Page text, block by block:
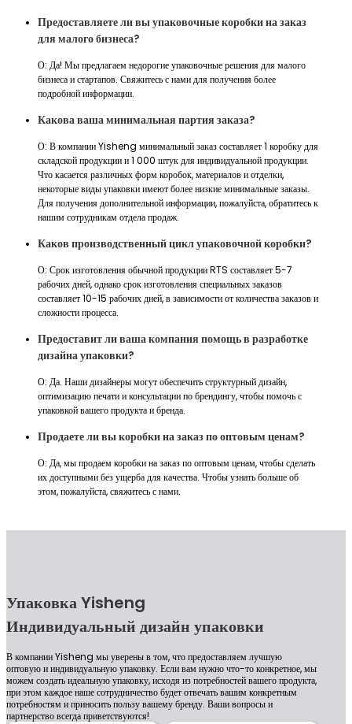
Предоставляете ли вы упаковочные коробки на заказ
для малого бизнеса?
О: Да! Мы предлагаем недорогие упаковочные решения для малого
бизнеса и стартапов. Свяжитесь с нами для получения более
подробной информации.
Какова ваша минимальная партия заказа?
О: В компании Yisheng минимальный заказ составляет 1 коробку для
складской продукции и 1 000 штук для индивидуальной продукции.
Что касается различных форм коробок, материалов и отделки,
некоторые виды упаковки имеют более низкие минимальные заказы.
Для получения дополнительной информации, пожалуйста, обратитесь к
нашим сотрудникам отдела продаж.
Каков производственный цикл упаковочной коробки?
О: Срок изготовления обычной продукции RTS составляет 5-7
рабочих дней, однако срок изготовления специальных заказов
составляет 10-15 рабочих дней, в зависимости от количества заказов и
сложности процесса.
Предоставит ли ваша компания помощь в разработке
дизайна упаковки?
О: Да. Наши дизайнеры могут обеспечить структурный дизайн,
оптимизацию печати и консультации по брендингу, чтобы помочь с
упаковкой вашего продукта и бренда.
Продаете ли вы коробки на заказ по оптовым ценам?
О: Да, мы продаем коробки на заказ по оптовым ценам, чтобы сделать
их доступными без ущерба для качества. Чтобы узнать больше об
этом, пожалуйста, свяжитесь с нами.
Упаковка Yisheng
Индивидуальный дизайн упаковки
В компании Yisheng мы уверены в том, что предоставляем лучшую
оптовую и индивидуальную упаковку. Если вам нужно что-то конкретное, мы
можем создать идеальную упаковку, исходя из потребностей вашего продукта,
при этом каждое наше сотрудничество будет отвечать вашим конкретным
потребностям и приносить пользу вашему бренду. Ваши вопросы и
партнерство всегда приветствуются!